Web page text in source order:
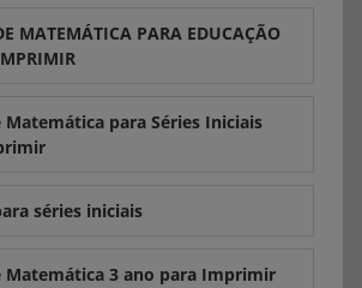
MATEMÁTICA PARA EDUCAÇÃO
para Séries Iniciais
séries iniciais
Matemática 3 ano para Imprimir